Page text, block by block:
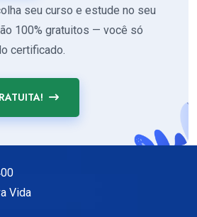
seu curso e estude no seu
100% gratuitos — você só
certificado.
Vida